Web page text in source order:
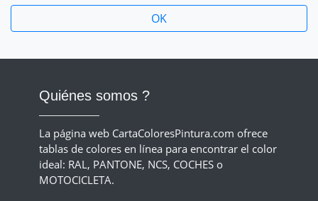
Quiénes somos ?
La página web CartaColoresPintura.com ofrece
tablas de colores en línea para encontrar el color
ideal: RAL, PANTONE, NCS, COCHES o
MOTOCICLETA.